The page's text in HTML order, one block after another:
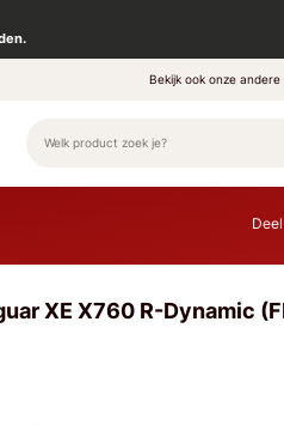
Bekijk ook onze
XE X760 R-Dynamic